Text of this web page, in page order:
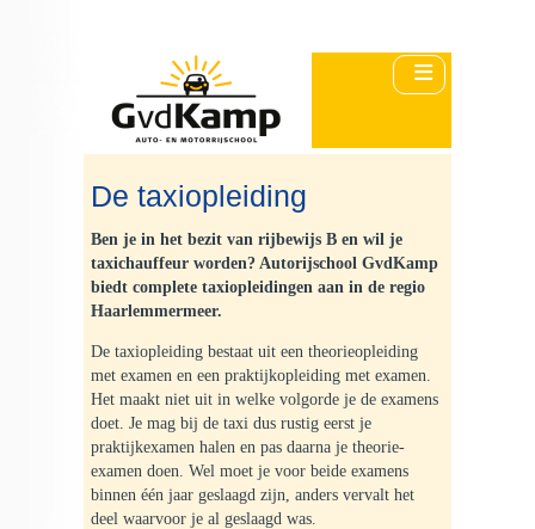
De taxiopleiding
Ben je in het bezit van rijbewijs B en wil je
taxichauffeur worden? Autorijschool GvdKamp
biedt complete taxiopleidingen aan in de regio
Haarlemmermeer.
De taxiopleiding bestaat uit een theorieopleiding
met examen en een praktijkopleiding met examen.
Het maakt niet uit in welke volgorde je de examens
doet. Je mag bij de taxi dus rustig eerst je
praktijkexamen halen en pas daarna je theorie-
examen doen. Wel moet je voor beide examens
binnen één jaar geslaagd zijn, anders vervalt het
deel waarvoor je al geslaagd was.
Home
Inloggen onlinetheorie
Privéles
Theorie examen